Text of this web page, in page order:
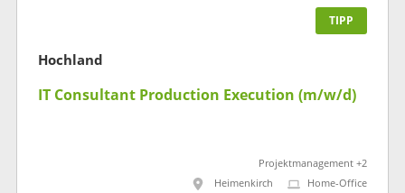
TIPP
Hochland
IT Consultant Production Execution (m/w/d)
Projektmanagement +2
Heimenkirch
Home-Office